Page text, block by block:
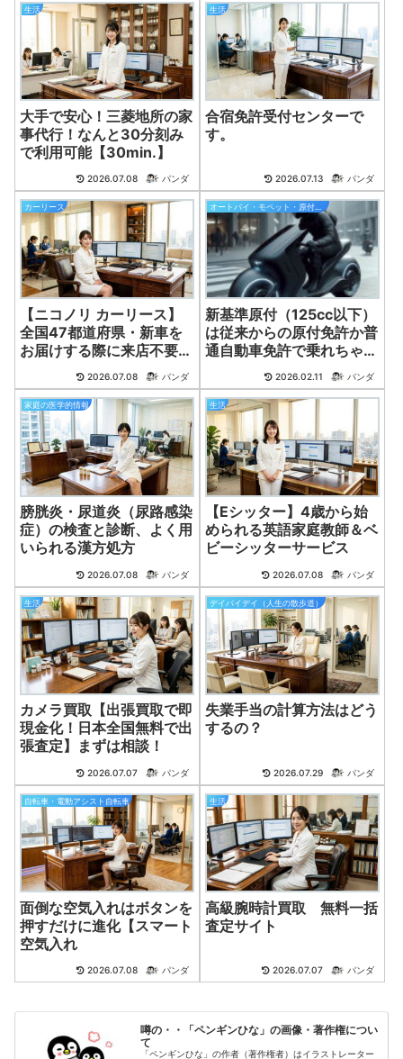
生活
大手で安心！三菱地所の家
事代行！なんと30分刻み
で利用可能【30min.】
2026.07.08 パンダ
生活
合宿免許受付センターで
す。
2026.07.13 パンダ
カーリース
【ニコノリ カーリース】
全国47都道府県・新車を
お届けする際に来店不要プ
2026.07.08 パンダ
オートバイ・モペット・原付バイク
新基準原付（125cc以下）
は従来からの原付免許か普
通自動車免許で乗れちゃ
2026.02.11 パンダ
家庭の医学的情報
膀胱炎・尿道炎（尿路感染
症）の検査と診断、よく用
いられる漢方処方
2026.07.08 パンダ
生活
【Eシッター】4歳から始
められる英語家庭教師＆ベ
ビーシッターサービス
2026.07.08 パンダ
生活
カメラ買取【出張買取で即
現金化！日本全国無料で出
張査定】まずは相談！
2026.07.07 パンダ
デイバイデイ（人生の散歩道）
失業手当の計算方法はどう
するの？
2026.07.29 パンダ
自転車・電動アシスト自転車
面倒な空気入れはボタンを
押すだけに進化【スマート
空気入れ
2026.07.08 パンダ
生活
高級腕時計買取 無料一括
査定サイト
2026.07.07 パンダ
噂の・・「ペンギンひな」の画像・著作権につい
て
「ペンギンひな」の作者（著作権者）はイラストレーター